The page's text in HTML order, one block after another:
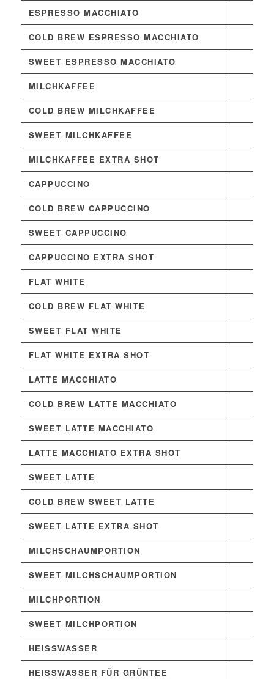
ESPRESSO MACCHIATO
COLD BREW ESPRESSO MACCHIATO
SWEET ESPRESSO MACCHIATO
MILCHKAFFEE
COLD BREW MILCHKAFFEE
SWEET MILCHKAFFEE
MILCHKAFFEE EXTRA SHOT
CAPPUCCINO
COLD BREW CAPPUCCINO
SWEET CAPPUCCINO
CAPPUCCINO EXTRA SHOT
FLAT WHITE
COLD BREW FLAT WHITE
SWEET FLAT WHITE
FLAT WHITE EXTRA SHOT
LATTE MACCHIATO
COLD BREW LATTE MACCHIATO
SWEET LATTE MACCHIATO
LATTE MACCHIATO EXTRA SHOT
SWEET LATTE
COLD BREW SWEET LATTE
SWEET LATTE EXTRA SHOT
MILCHSCHAUMPORTION
SWEET MILCHSCHAUMPORTION
MILCHPORTION
SWEET MILCHPORTION
HEISSWASSER
HEISSWASSER FÜR GRÜNTEE